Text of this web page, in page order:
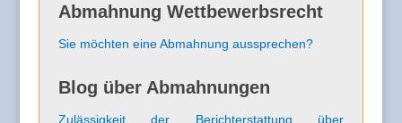
Abmahnung Wettbewerbsrecht
Sie möchten eine Abmahnung aussprechen?
Blog über Abmahnungen
Zulässigkeit der Berichterstattung über